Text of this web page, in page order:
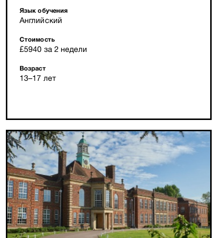
Язык обучения
Английский
Стоимость
£5940 за 2 недели
Возраст
13–17 лет